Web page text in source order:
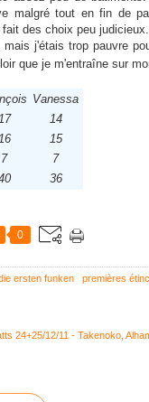
malgré tout en fin de
des choix peu judicieux.
mais j'étais trop pauvre
que je m'entraîne sur
Vanessa
14
15
7
7
36
0
ersten funken
premières
24+25/12/11 - Takenoko,